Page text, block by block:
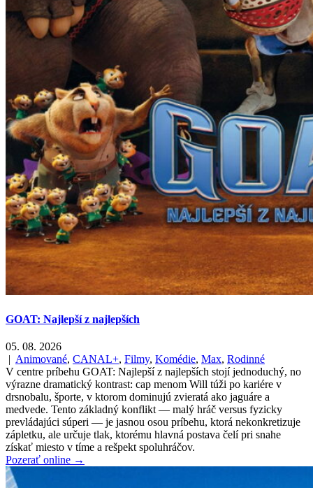
GOAT: Najlepší z najlepších
05. 08. 2026
| Animované, CANAL+, Filmy, Komédie, Max, Rodinné
V centre príbehu GOAT: Najlepší z najlepších stojí jednoduchý, no
výrazne dramatický kontrast: cap menom Will túži po kariére v
drsnobalu, športe, v ktorom dominujú zvieratá ako jaguáre a
medvede. Tento základný konflikt — malý hráč versus fyzicky
prevládajúci súperi — je jasnou osou príbehu, ktorá nekonkretizuje
zápletku, ale určuje tlak, ktorému hlavná postava čelí pri snahe
získať miesto v tíme a rešpekt spoluhráčov.
Pozerať online →